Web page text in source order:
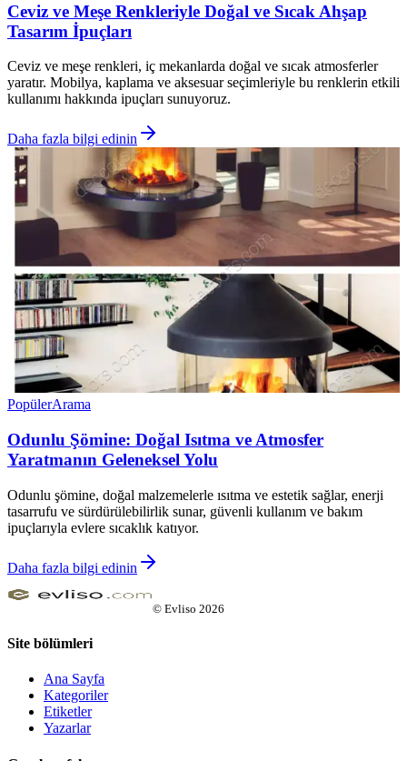
Ceviz ve Meşe Renkleriyle Doğal ve Sıcak Ahşap
Tasarım İpuçları
Ceviz ve meşe renkleri, iç mekanlarda doğal ve sıcak atmosferler
yaratır. Mobilya, kaplama ve aksesuar seçimleriyle bu renklerin etkili
kullanımı hakkında ipuçları sunuyoruz.
Daha fazla bilgi edinin
PopülerArama
Odunlu Şömine: Doğal Isıtma ve Atmosfer
Yaratmanın Geleneksel Yolu
Odunlu şömine, doğal malzemelerle ısıtma ve estetik sağlar, enerji
tasarrufu ve sürdürülebilirlik sunar, güvenli kullanım ve bakım
ipuçlarıyla evlere sıcaklık katıyor.
Daha fazla bilgi edinin
© Evliso 2026
Site bölümleri
Ana Sayfa
Kategoriler
Etiketler
Yazarlar